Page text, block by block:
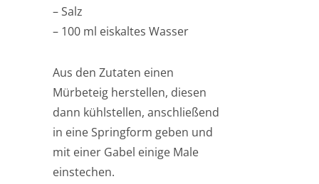
– Salz
– 100 ml eiskaltes Wasser
Aus den Zutaten einen
Mürbeteig herstellen, diesen
dann kühlstellen, anschließend
in eine Springform geben und
mit einer Gabel einige Male
einstechen.